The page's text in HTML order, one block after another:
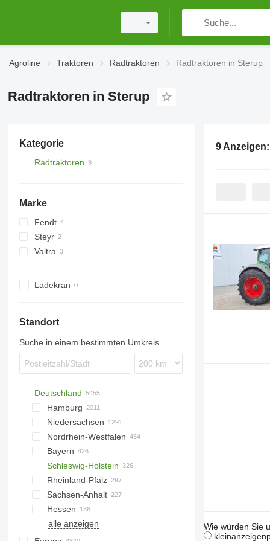
Agroline Traktoren Radtraktoren Radtraktoren in Sterup
Radtraktoren in Sterup
Kategorie
Radtraktoren
Marke
Fendt
Vario
Steyr
CVT
Valtra
S-series
Ladekran
Standort
Suche in einem bestimmten Umkreis
Deutschland
Hamburg
Hamburg
Niedersachsen
Hannover
Wildeshausen
Meppen
Sittensen
Oldenburg
Hildesheim
Göttingen
Osnabrück
Nordrhein-Westfalen
Düsseldorf
Münster
Paderborn
Altenberge
Bielefeld
Köln
Dormagen
Bayern
München
Landshut
Bayreuth
Regensburg
Biessenhofen
Ingolstadt
Schleswig-Holstein
Kiel
Lübeck
Eutin
Preetz
Sterup
Rheinland-Pfalz
Koblenz
Trier
Frankenthal
Sachsen-Anhalt
Magdeburg
Calbe
Halle
Hessen
Kassel
Darmstadt
Stuttgart
Mannheim
Bremen
Potsdam
Oranienburg
Rostock
Demmin
Dresden
Nartum
Buttelstedt
Jena
Berlin
Saarbrücken
alle anzeigen
9 Anzeigen:
Wie würden Sie